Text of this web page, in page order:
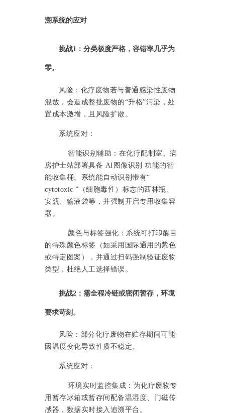
溯系统的应对
挑战1：分类极度严格，容错率几乎为
零。
风险：化疗废物若与普通感染性废物
混放，会造成整批废物的“升格”污染，处
置成本激增，且风险扩散。
系统应对：
智能识别辅助：在化疗配制室、病
房护士站部署具备 AI图像识别 功能的智
能收集桶。系统能自动识别带有“
cytotoxic ”（细胞毒性）标志的西林瓶、
安瓿、输液袋等，并强制开启专用收集容
器。
颜色与标签强化：系统可打印醒目
的特殊颜色标签（如采用国际通用的紫色
或特定图案），并通过扫码强制验证废物
类型，杜绝人工选择错误。
挑战2：需全程冷链或密闭暂存，环境
要求苛刻。
风险：部分化疗废物在贮存期间可能
因温度变化导致性质不稳定。
系统应对：
环境实时监控集成：为化疗废物专
用暂存冰箱或暂存间配备温湿度、门磁传
感器，数据实时接入追溯平台。